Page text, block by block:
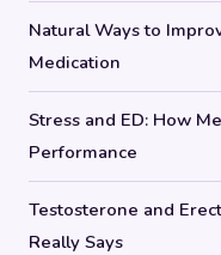
Natural Ways to
Medication
Stress and ED: How
Performance
Testosterone and
Really Says